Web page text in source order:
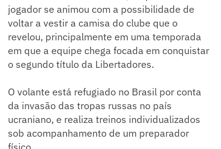
jogador se animou com a possibilidade de
voltar a vestir a camisa do clube que o
revelou, principalmente em uma temporada
em que a equipe chega focada em conquistar
o segundo título da Libertadores.
O volante está refugiado no Brasil por conta
da invasão das tropas russas no país
ucraniano, e realiza treinos individualizados
sob acompanhamento de um preparador